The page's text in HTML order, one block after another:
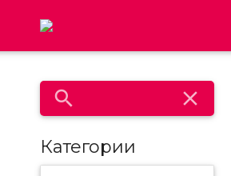
search close
Категории